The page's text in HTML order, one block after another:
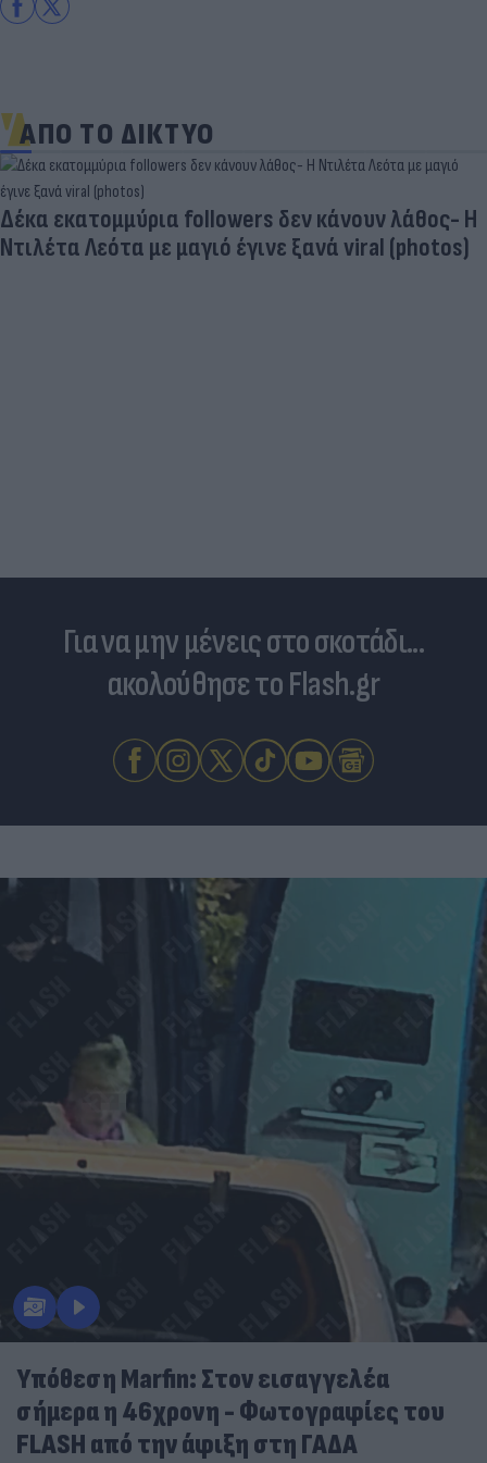
ΑΠΟ ΤΟ ΔΙΚΤΥΟ
Δέκα εκατομμύρια followers δεν κάνουν λάθος- Η
Ντιλέτα Λεότα με μαγιό έγινε ξανά viral (photos)
Για να μην μένεις στο σκοτάδι...
ακολούθησε το Flash.gr
Υπόθεση Marfin: Στον εισαγγελέα
σήμερα η 46χρονη - Φωτογραφίες του
FLASH από την άφιξη στη ΓΑΔΑ